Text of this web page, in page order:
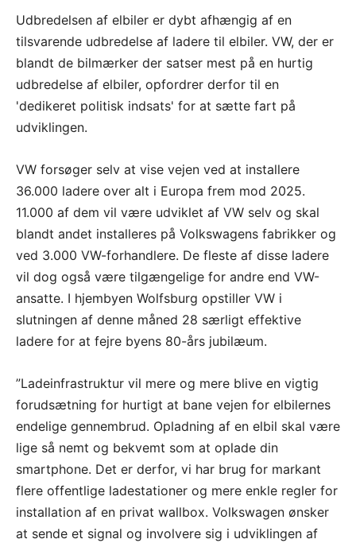
Udbredelsen af elbiler er dybt afhængig af en
tilsvarende udbredelse af ladere til elbiler. VW, der er
blandt de bilmærker der satser mest på en hurtig
udbredelse af elbiler, opfordrer derfor til en
'dedikeret politisk indsats' for at sætte fart på
udviklingen.
VW forsøger selv at vise vejen ved at installere
36.000 ladere over alt i Europa frem mod 2025.
11.000 af dem vil være udviklet af VW selv og skal
blandt andet installeres på Volkswagens fabrikker og
ved 3.000 VW-forhandlere. De fleste af disse ladere
vil dog også være tilgængelige for andre end VW-
ansatte. I hjembyen Wolfsburg opstiller VW i
slutningen af denne måned 28 særligt effektive
ladere for at fejre byens 80-års jubilæum.
”Ladeinfrastruktur vil mere og mere blive en vigtig
forudsætning for hurtigt at bane vejen for elbilernes
endelige gennembrud. Opladning af en elbil skal være
lige så nemt og bekvemt som at oplade din
smartphone. Det er derfor, vi har brug for markant
flere offentlige ladestationer og mere enkle regler for
installation af en privat wallbox. Volkswagen ønsker
at sende et signal og involvere sig i udviklingen af